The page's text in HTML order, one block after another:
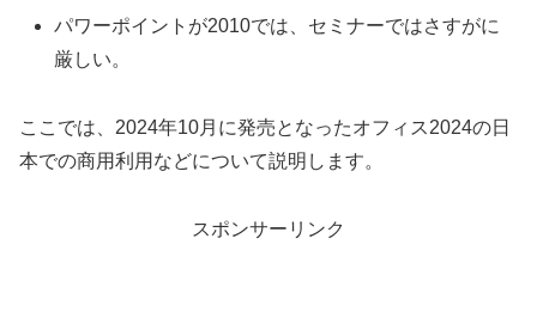
パワーポイントが2010では、セミナーではさすがに
厳しい。
ここでは、2024年10月に発売となったオフィス2024の日
本での商用利用などについて説明します。
スポンサーリンク